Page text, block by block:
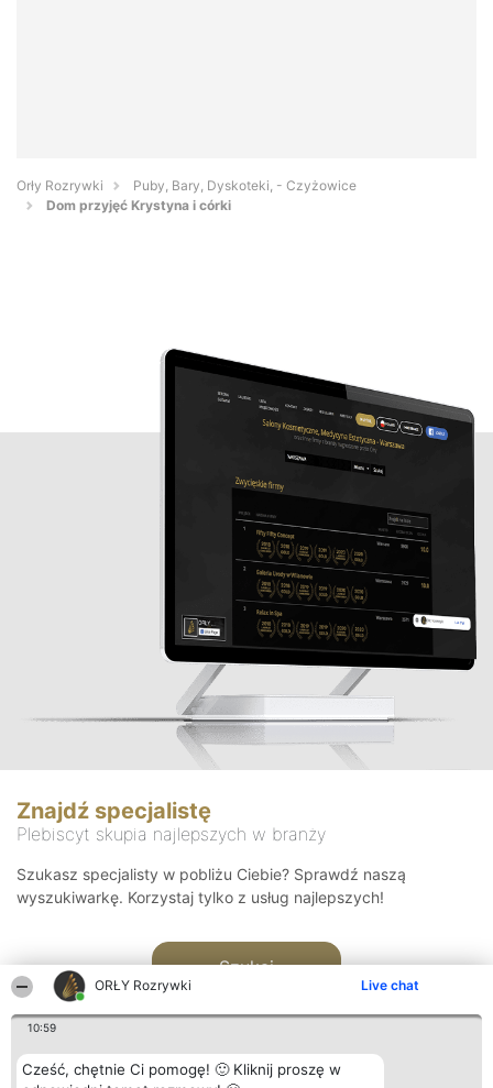
ORŁY Rozrywki Live chat
10:59
Cześć, chętnie Ci pomogę! 🙂 Kliknij proszę w
Orły Rozrywki
Puby, Bary, Dyskoteki, - Czyżowice
Dom przyjęć Krystyna i córki
Znajdź specjalistę
Plebiscyt skupia najlepszych w branży
Szukasz specjalisty w pobliżu Ciebie? Sprawdź naszą
wyszukiwarkę. Korzystaj tylko z usług najlepszych!
Szukaj